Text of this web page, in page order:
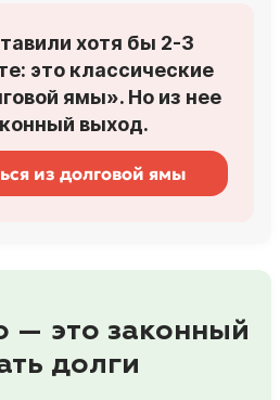
хотя бы 2-3
это классические
ямы». Но из нее
выход.
из долговой ямы
— это законный
долги